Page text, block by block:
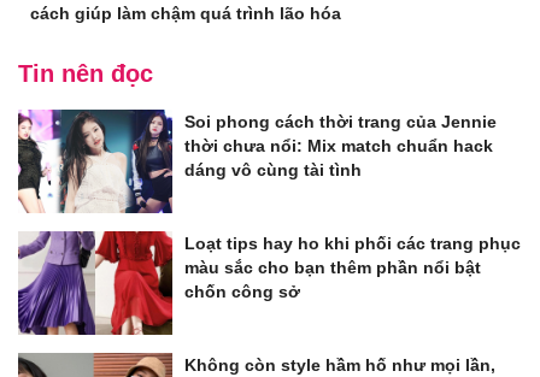
cách giúp làm chậm quá trình lão hóa
Tin nên đọc
Soi phong cách thời trang của Jennie
thời chưa nổi: Mix match chuẩn hack
dáng vô cùng tài tình
Loạt tips hay ho khi phối các trang phục
màu sắc cho bạn thêm phần nổi bật
chốn công sở
Không còn style hầm hố như mọi lần,